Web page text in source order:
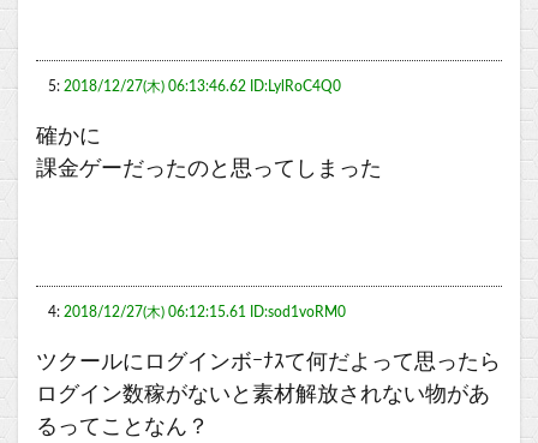
5: 2018/12/27(木) 06:13:46.62 ID:LylRoC4Q0
確かに
課金ゲーだったのと思ってしまった
4: 2018/12/27(木) 06:12:15.61 ID:sod1voRM0
ツクールにログインボｰﾅｽて何だよって思ったら
ログイン数稼がないと素材解放されない物があ
るってことなん？